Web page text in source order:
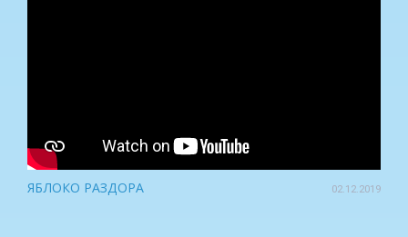
ЯБЛОКО РАЗДОРА 02.12.2019